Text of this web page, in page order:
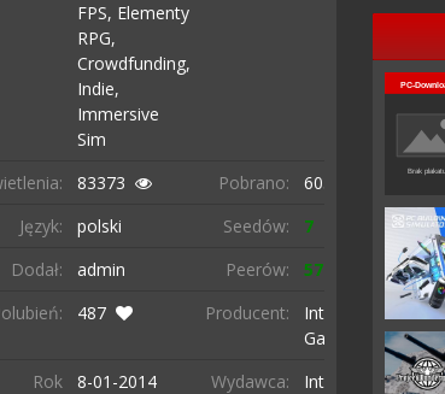
FPS, Elementy
RPG,
Crowdfunding,
Indie,
Immersive
Sim
83373 Pobrano:
6036 razy
Język:
polski Seedów:
7
Dodał:
admin Peerów:
57
487 Producent:
Interdimensional
Games
Rok
8-01-2014 Wydawca:
Interdimensional